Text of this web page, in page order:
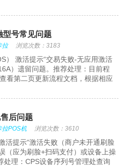
型号常见问题
拉 浏览次数：3183
） 激活提示“交易失败-无应用激活
）遗留问题。推荐处理：目前程
看第二页更新流程文档，根据相应
后问题
拉POS机 浏览次数：3610
活提示“激活失败（商户未开通刷脸
（应为刷脸+扫码支付）或设备上操
处理：CPS设备序列号管理处查询